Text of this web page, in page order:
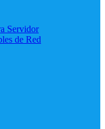
Servidor
de Red